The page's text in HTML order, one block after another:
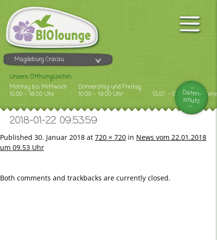
Magdeburg Cracau
Unsere Öffnungszeiten
Montag bis Mittwoch
10.00 - 18.00 Uhr
Donnerstag und Freitag
10.00 - 19.00 Uhr
13.07. - 09.08.2026
Daten-
schutz
2018-01-22 09:53:59
Published 30. Januar 2018 at 720 × 720 in News vom 22.01.2018
um 09.53 Uhr
Both comments and trackbacks are currently closed.